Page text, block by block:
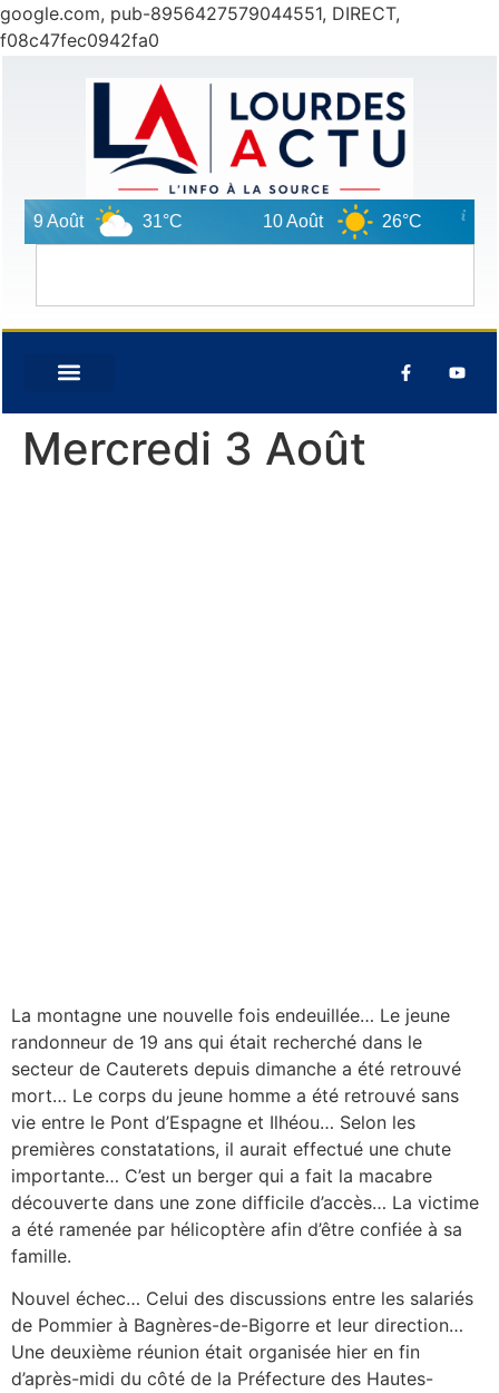
google.com, pub-8956427579044551, DIRECT,
f08c47fec0942fa0
9 Août 31°C 10 Août 26°C
Mercredi 3 Août
La montagne une nouvelle fois endeuillée… Le jeune
randonneur de 19 ans qui était recherché dans le
secteur de Cauterets depuis dimanche a été retrouvé
mort… Le corps du jeune homme a été retrouvé sans
vie entre le Pont d’Espagne et Ilhéou… Selon les
premières constatations, il aurait effectué une chute
importante… C’est un berger qui a fait la macabre
découverte dans une zone difficile d’accès… La victime
a été ramenée par hélicoptère afin d’être confiée à sa
famille.
Nouvel échec… Celui des discussions entre les salariés
de Pommier à Bagnères-de-Bigorre et leur direction…
Une deuxième réunion était organisée hier en fin
d’après-midi du côté de la Préfecture des Hautes-